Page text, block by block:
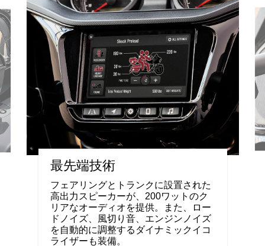
最先端技術
フェアリングとトランクに設置された
高出力スピーカーが、200ワットのク
リアなオーディオを提供。また、ロー
ドノイズ、風切り音、エンジンノイズ
を自動的に調整するダイナミックイコ
ライザーも装備。